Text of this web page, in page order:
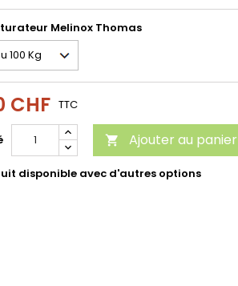
Melinox Thomas
CHF TTC
 Ajouter au panier
disponible avec d'autres options